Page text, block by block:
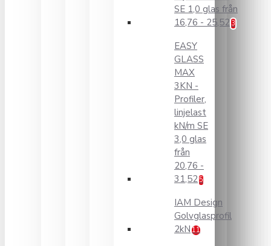
SE 1,0 glas från
16,76 - 25,52 3
EASY
GLASS
MAX
3KN -
Profiler,
linjelast
kN/m SE
3,0 glas
från
20,76 -
31,52 5
IAM Design
Golvglasprofil
2kN 11